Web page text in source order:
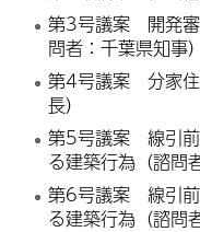
第3号議案 開発審
問者：千葉県知事）
第4号議案 分家住
長）
第5号議案 線引前
る建築行為（諮問
第6号議案 線引前
る建築行為（諮問